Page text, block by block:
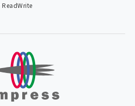
ReadWrite